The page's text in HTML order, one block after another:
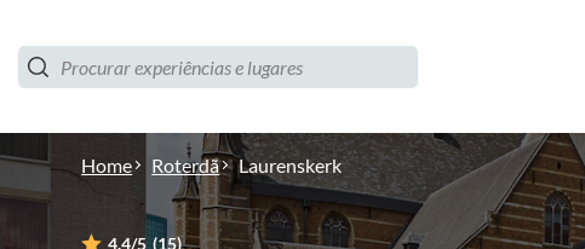
Home Roterdã Laurenskerk
4.4/5 (15)